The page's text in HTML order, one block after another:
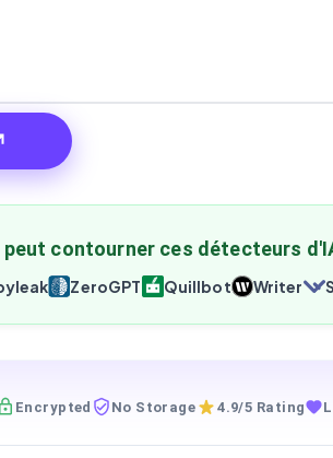
peut contourner ces détecteurs
ZeroGPT Quillbot Writer
Encrypted No Storage 4.9/5 Rating